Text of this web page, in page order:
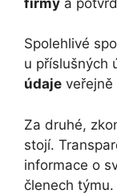
Spolehlivé
u příslušných
údaje veřejně
Za druhé,
stojí.
informace o
členech